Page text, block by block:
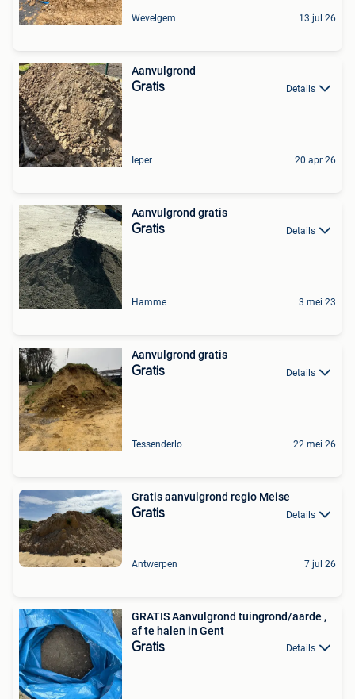
Wevelgem 13 jul 26
Aanvulgrond
Gratis Details
Ieper 20 apr 26
Aanvulgrond gratis
Gratis Details
Hamme 3 mei 23
Aanvulgrond gratis
Gratis Details
Tessenderlo 22 mei 26
Gratis aanvulgrond regio Meise
Gratis Details
Antwerpen 7 jul 26
GRATIS Aanvulgrond tuingrond/aarde ,
af te halen in Gent
Gratis Details